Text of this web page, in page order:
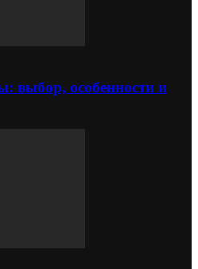
выбор, особенности и